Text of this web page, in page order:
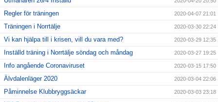
Regler för träningen 2020-04-07 21:01
Träningen i Norrtälje 2020-03-30 22:24
Vi kan hjälpa till i krisen, vill du vara med? 2020-03-29 12:35
Inställd träning i Norrtälje söndag och måndag 2020-03-27 19:25
Info angående Coronaviruset 2020-03-15 17:50
Älvdalenläger 2020 2020-03-04 22:06
Påminnelse Klubbryggsäckar 2020-03-03 23:18